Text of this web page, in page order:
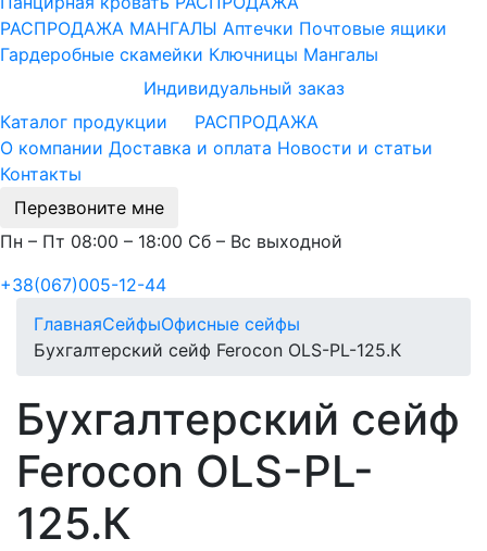
РАСПРОДАЖА МАНГАЛЫ Аптечки Почтовые ящики
Гардеробные скамейки Ключницы Мангалы
Индивидуальный заказ
Каталог продукции
РАСПРОДАЖА
О компании Доставка и оплата Новости и статьи
Контакты
Перезвоните мне
Пн – Пт 08:00 – 18:00 Сб – Вс выходной
+38(067)005-12-44
ГлавнаяСейфыОфисные сейфы
Бухгалтерский сейф Ferocon OLS-PL-125.К
Бухгалтерский сейф
Ferocon OLS-PL-
125.К